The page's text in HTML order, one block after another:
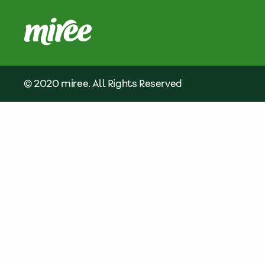
© 2020 miree. All Rights Reserved